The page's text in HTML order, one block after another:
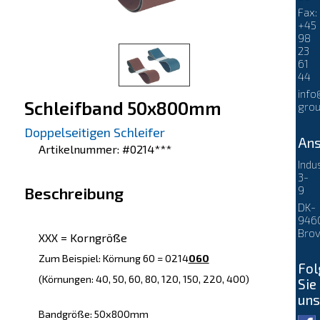
Schleifband 50x800mm
Doppelseitigen Schleifer
Artikelnummer: #0214***
Beschreibung
XXX = Korngröße
Zum Beispiel: Körnung 60 = 0214060
(Körnungen: 40, 50, 60, 80, 120, 150, 220, 400)
Bandgröße: 50x800mm
Fax:
+45
98
23
61
44
3-
9
DK-
Sie
uns